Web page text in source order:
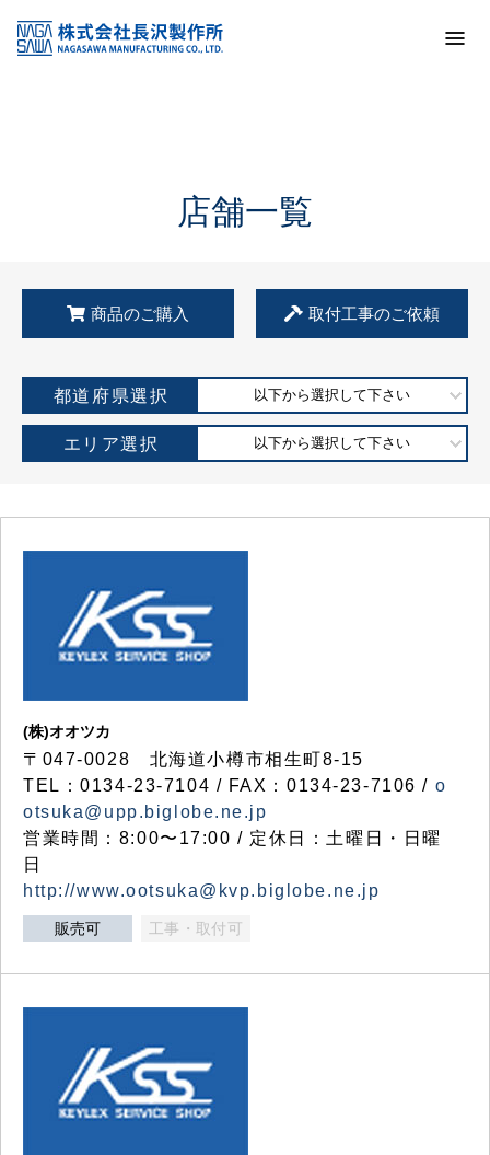
KSS加盟店・取扱店情報
店舗一覧
店舗一覧
商品のご購入 取付工事のご依頼
都道府県選択 以下から選択して下さい
エリア選択 以下から選択して下さい
(株)オオツカ
〒047-0028 北海道小樽市相生町8-15
TEL：0134-23-7104 / FAX：0134-23-7106 / o
otsuka@upp.biglobe.ne.jp
営業時間：8:00〜17:00 / 定休日：土曜日・日曜
日
http://www.ootsuka@kvp.biglobe.ne.jp
販売可 工事・取付可